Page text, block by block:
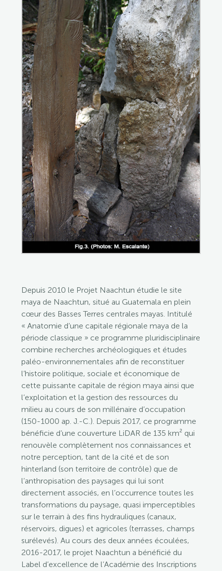
Depuis 2010 le Projet Naachtun étudie le site
maya de Naachtun, situé au Guatemala en plein
cœur des Basses Terres centrales mayas. Intitulé
« Anatomie d’une capitale régionale maya de la
période classique » ce programme pluridisciplinaire
combine recherches archéologiques et études
paléo-environnementales afin de reconstituer
l’histoire politique, sociale et économique de
cette puissante capitale de région maya ainsi que
l’exploitation et la gestion des ressources du
milieu au cours de son millénaire d’occupation
(150-1000 ap. J.-C.). Depuis 2017, ce programme
bénéficie d’une couverture LiDAR de 135 km² qui
renouvèle complètement nos connaissances et
notre perception, tant de la cité et de son
hinterland (son territoire de contrôle) que de
l’anthropisation des paysages qui lui sont
directement associés, en l’occurrence toutes les
transformations du paysage, quasi imperceptibles
sur le terrain à des fins hydrauliques (canaux,
réservoirs, digues) et agricoles (terrasses, champs
surélevés). Au cours des deux années écoulées,
2016-2017, le projet Naachtun a bénéficié du
Label d’excellence de l’Académie des Inscriptions